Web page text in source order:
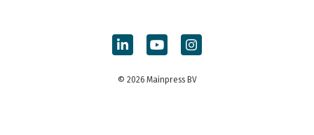
© 2026 Mainpress BV